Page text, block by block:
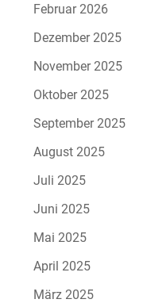
Februar 2026
Dezember 2025
November 2025
Oktober 2025
September 2025
August 2025
Juli 2025
Juni 2025
Mai 2025
April 2025
März 2025